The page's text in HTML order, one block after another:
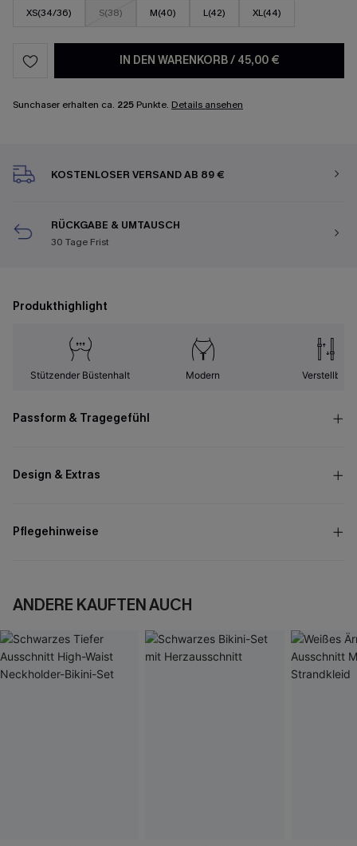
XS(34/36)
S(38) M(40) L(42) XL(44)
IN DEN WARENKORB/ 45,00 €
Sunchaser erhalten ca. 225 Punkte. Details ansehen
KOSTENLOSER VERSAND AB 89 €
RÜCKGABE & UMTAUSCH
30 Tage Frist
Produkthighlight
Stützender Büstenhalt Modern Verstellbar
Passform & Tragegefühl
Design & Extras
Pflegehinweise
ANDERE KAUFTEN AUCH